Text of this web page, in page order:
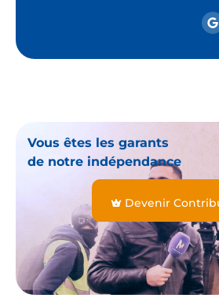
Vous êtes les garants
de notre indépendance
Devenir